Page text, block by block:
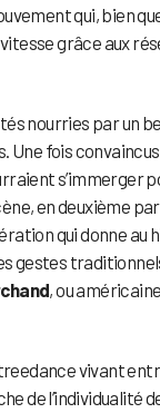
qui, bien
grâce aux
nourries par un
Une fois
s’immerger
en deuxième
qui donne au
gestes
, ou
vivant
de l’individualité